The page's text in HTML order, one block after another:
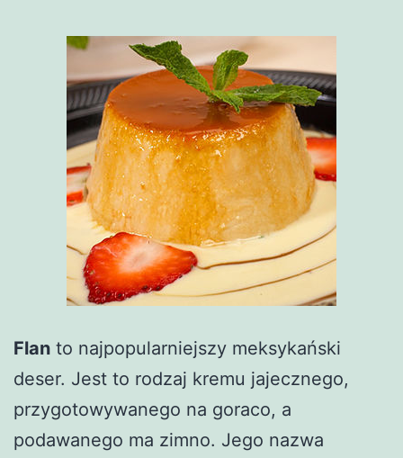
Flan to najpopularniejszy meksykański
deser. Jest to rodzaj kremu jajecznego,
przygotowywanego na goraco, a
podawanego ma zimno. Jego nazwa